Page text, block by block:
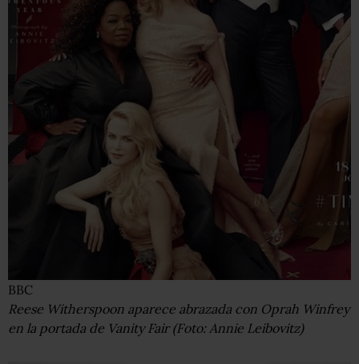
BBC
Reese Witherspoon aparece abrazada con Oprah Winfrey
en la portada de Vanity Fair (Foto: Annie Leibovitz)